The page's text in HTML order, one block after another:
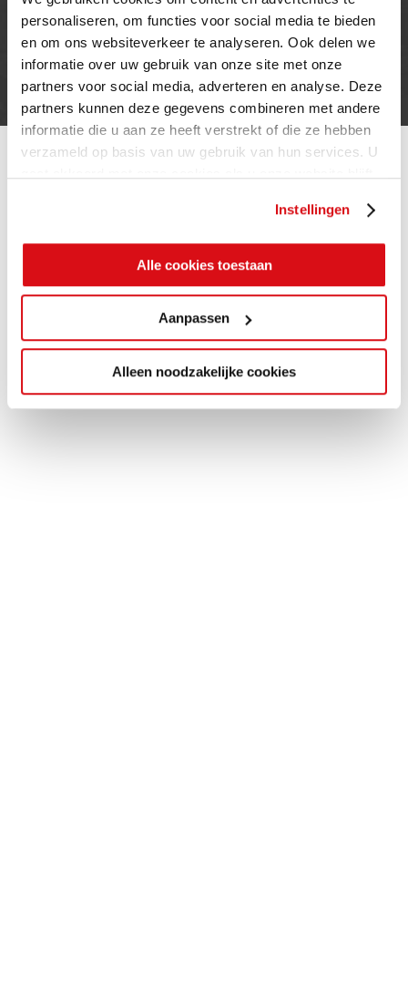
personaliseren, om functies voor social media te bieden
en om ons websiteverkeer te analyseren. Ook delen we
informatie over uw gebruik van onze site met onze
partners voor social media, adverteren en analyse. Deze
partners kunnen deze gegevens combineren met andere
informatie die u aan ze heeft verstrekt of die ze hebben
verzameld op basis van uw gebruik van hun services. U
Instellingen
Alle cookies toestaan
Aanpassen
Alleen noodzakelijke cookies
Privacy verklaring
Cookie beleid
Contact